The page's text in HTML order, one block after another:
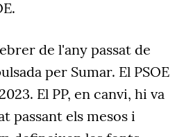
de l'any passat de
per Sumar. El PSOE
El PP, en canvi, hi va
passant els mesos i